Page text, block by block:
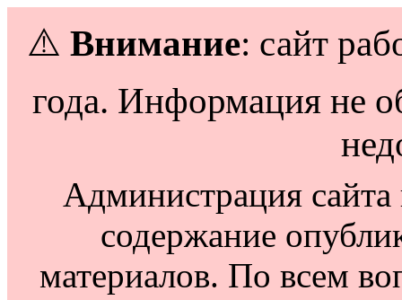
⚠️ Внимание: сайт
года. Информация не
Администрация сайта
содержание
материалов. По всем